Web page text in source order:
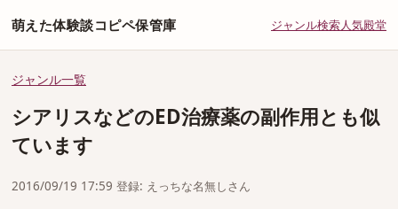
萌えた体験談コピペ保管庫 ジャンル検索人気殿堂
ジャンル一覧
シアリスなどのED治療薬の副作用とも似
ています
2016/09/19 17:59 登録: えっちな名無しさん